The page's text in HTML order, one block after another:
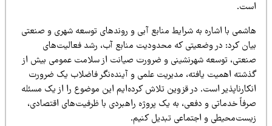
با اشاره به شرایط منابع آبی و روندهای توسعه شهری و صنعتی
کرد: در وضعیتی که محدودیت منابع آب، رشد فعالیت‌های
توسعه شهرنشینی و ضرورت صیانت از سلامت عمومی بیش از
اهمیت یافته، مدیریت علمی و آینده‌نگر فاضلاب یک ضرورت
است. در قزوین تلاش کرده‌ایم این موضوع را از یک مسئله
خدماتی و دفعی، به یک پروژه راهبردی با ظرفیت‌های اقتصادی،
و اجتماعی تبدیل کنیم.